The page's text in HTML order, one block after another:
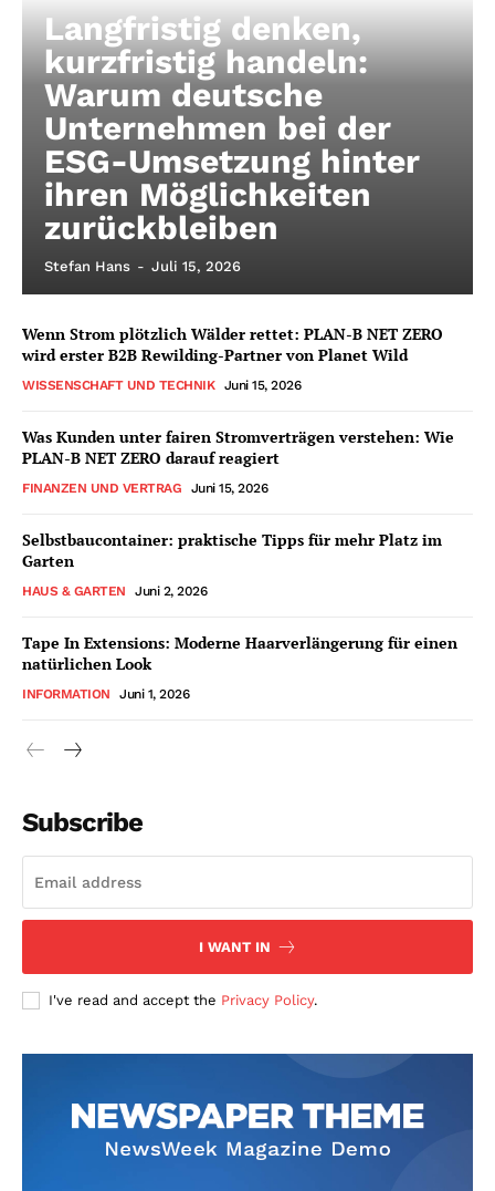
Langfristig denken,
kurzfristig handeln:
Warum deutsche
Unternehmen bei der
ESG-Umsetzung hinter
ihren Möglichkeiten
zurückbleiben
Stefan Hans - Juli 15, 2026
Wenn Strom plötzlich Wälder rettet: PLAN-B NET ZERO
wird erster B2B Rewilding-Partner von Planet Wild
WISSENSCHAFT UND TECHNIK Juni 15, 2026
Was Kunden unter fairen Stromverträgen verstehen: Wie
PLAN-B NET ZERO darauf reagiert
FINANZEN UND VERTRAG Juni 15, 2026
Selbstbaucontainer: praktische Tipps für mehr Platz im
Garten
HAUS & GARTEN Juni 2, 2026
Tape In Extensions: Moderne Haarverlängerung für einen
natürlichen Look
INFORMATION Juni 1, 2026
Subscribe
I WANT IN
I've read and accept the Privacy Policy.